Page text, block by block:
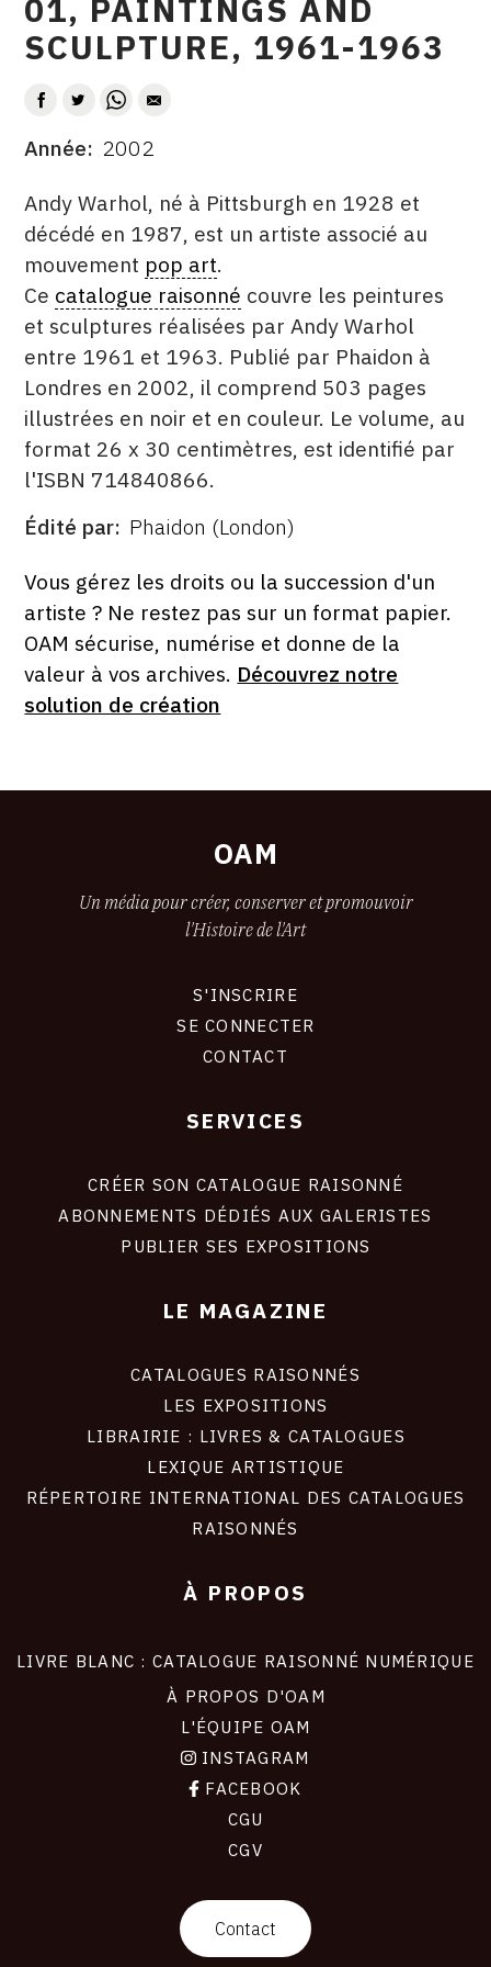
CONTACT
SUIVEZ-NOUS
INSTAGRAM
FACEBOOK
TWITTER
PINTEREST
01, PAINTINGS AND
SCULPTURE, 1961-1963
AUTEUR
DATE
Année 2002
DESCRITPTION
Andy Warhol, né à Pittsburgh en 1928 et
décédé en 1987, est un artiste associé au
mouvement pop art.
Ce catalogue raisonné couvre les peintures
et sculptures réalisées par Andy Warhol
entre 1961 et 1963. Publié par Phaidon à
Londres en 2002, il comprend 503 pages
illustrées en noir et en couleur. Le volume, au
format 26 x 30 centimètres, est identifié par
l'ISBN 714840866.
ÉDITÉ
Édité par Phaidon (London)
FORMAT
ÉTAT
Vous gérez les droits ou la succession d'un
artiste ? Ne restez pas sur un format papier.
OAM sécurise, numérise et donne de la
valeur à vos archives. Découvrez notre
solution de création
OAM
Un média pour créer, conserver et promouvoir
l'Histoire de l'Art
S'INSCRIRE
SE CONNECTER
CONTACT
SERVICES
CRÉER SON CATALOGUE RAISONNÉ
ABONNEMENTS DÉDIÉS AUX GALERISTES
PUBLIER SES EXPOSITIONS
LE MAGAZINE
CATALOGUES RAISONNÉS
LES EXPOSITIONS
LIBRAIRIE : LIVRES & CATALOGUES
LEXIQUE ARTISTIQUE
RÉPERTOIRE INTERNATIONAL DES CATALOGUES
RAISONNÉS
À PROPOS
LIVRE BLANC : CATALOGUE RAISONNÉ NUMÉRIQUE
À PROPOS D'OAM
L'ÉQUIPE OAM
INSTAGRAM
FACEBOOK
CGU
CGV
Contact